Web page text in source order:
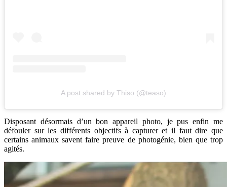
A post shared by Thiso (@teaso)
Disposant désormais d’un bon appareil photo, je pus enfin me
défouler sur les différents objectifs à capturer et il faut dire que
certains animaux savent faire preuve de photogénie, bien que trop
agités.